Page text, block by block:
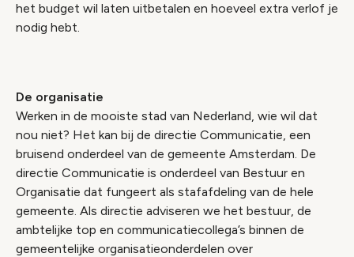
het budget wil laten uitbetalen en hoeveel extra verlof je
nodig hebt.
De organisatie
Werken in de mooiste stad van Nederland, wie wil dat
nou niet? Het kan bij de directie Communicatie, een
bruisend onderdeel van de gemeente Amsterdam. De
directie Communicatie is onderdeel van Bestuur en
Organisatie dat fungeert als stafafdeling van de hele
gemeente. Als directie adviseren we het bestuur, de
ambtelijke top en communicatiecollega’s binnen de
gemeentelijke organisatieonderdelen over